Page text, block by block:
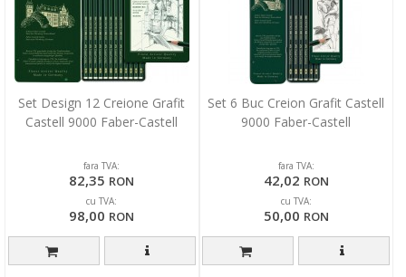
Set Design 12 Creione Grafit
Castell 9000 Faber-Castell
fara TVA:
82,35 RON
cu TVA:
98,00 RON
Set 6 Buc Creion Grafit Castell
9000 Faber-Castell
fara TVA:
42,02 RON
cu TVA:
50,00 RON